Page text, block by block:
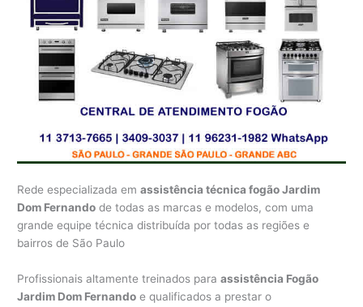
Rede especializada emassistência técnica fogão Jardim
Dom Fernando de todas as marcas e modelos, com uma
grande equipe técnica distribuída por todas as regiões e
bairros de São Paulo
Profissionais altamente treinados paraassistência Fogão
Jardim Dom Fernando e qualificados a prestar o